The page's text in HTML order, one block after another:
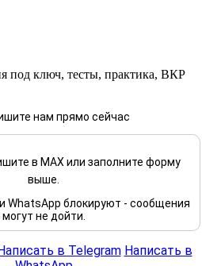
под ключ, тесты, практика, ВКР
нам прямо сейчас
в MAX или заполните форму
выше.
WhatsApp блокируют - сообщения
могут не дойти.
в Telegram Написать в